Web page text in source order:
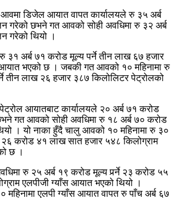
डिजेल आयात वापत कार्यालयले रु ३५ अर्ब
गरेको छभने गत आवको सोही अवधिमा रु ३२ अर्ब
गरेको थियो ।
३१ अर्ब ७१ करोड मूल्य पर्ने तीन लाख ६७ हजार
भएको छ । जबकी गत आवको १० महिनामा रु
तीन लाख २६ हजार ३८७ किलोलिटर पेट्रोलको
आयातबाट कार्यालयले २० अर्ब ७१ करोड
गत आवको सोही अवधिमा रु १८ अर्ब ७० करोड
। यो नाका हुँदै चालु आवको १० महिनामा रु ३०
२६ करोड ४१ लाख सात हजार ५४८ किलोग्राम
छ ।
रु २५ अर्ब १९ करोड मूल्य पर्र्ने २३ करोड ५५
एलपीजी ग्याँस आयात भएको थियो ।
एलपी ग्याँस आयात वापत रु पाँच अर्ब ६७